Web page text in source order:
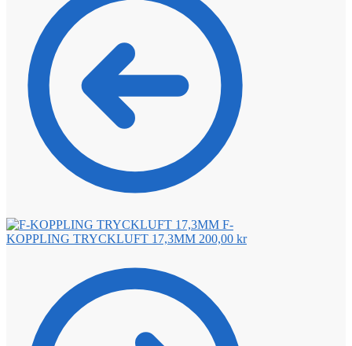
F-
KOPPLING TRYCKLUFT 17,3MM 200,00 kr